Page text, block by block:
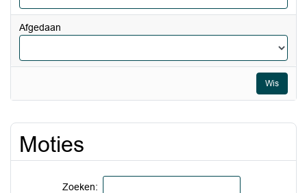
Afgedaan
Wis
Moties
Zoeken: